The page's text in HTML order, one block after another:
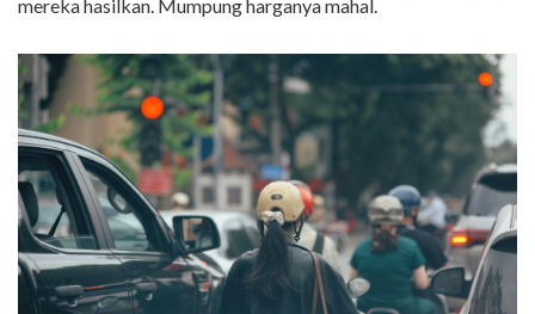
mereka hasilkan. Mumpung harganya mahal.